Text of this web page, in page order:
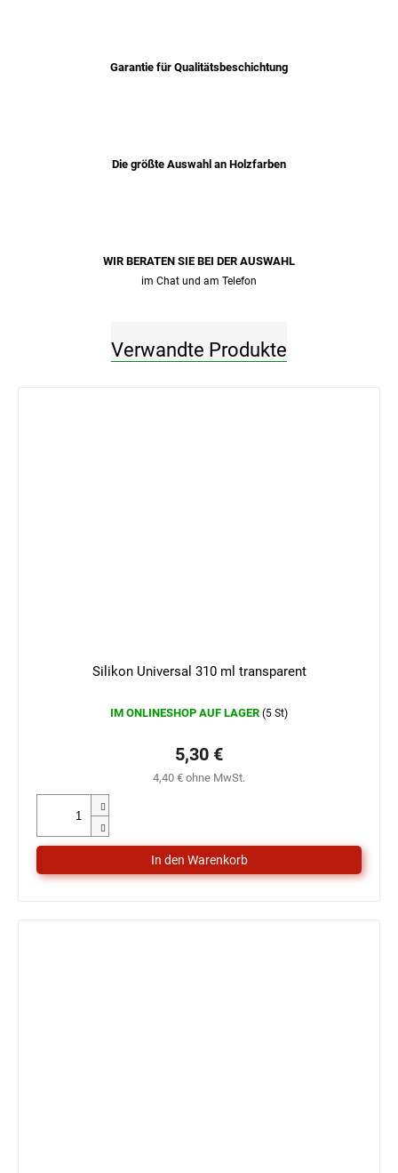
Garantie für Qualitätsbeschichtung
Die größte Auswahl an Holzfarben
WIR BERATEN SIE BEI ​​DER AUSWAHL
im Chat und am Telefon
Verwandte Produkte
Silikon Universal 310 ml transparent
IM ONLINESHOP AUF LAGER (5 St)
4,40 € ohne MwSt.
5,30 €